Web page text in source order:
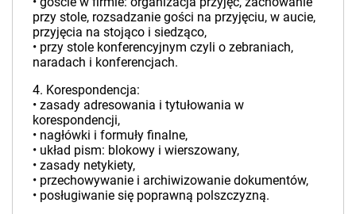
przy stole, rozsadzanie gości na przyjęciu, w aucie,
przyjęcia na stojąco i siedząco,
• przy stole konferencyjnym czyli o zebraniach,
naradach i konferencjach.
4. Korespondencja:
• zasady adresowania i tytułowania w
korespondencji,
• nagłówki i formuły finalne,
• układ pism: blokowy i wierszowany,
• zasady netykiety,
• przechowywanie i archiwizowanie dokumentów,
• posługiwanie się poprawną polszczyzną.